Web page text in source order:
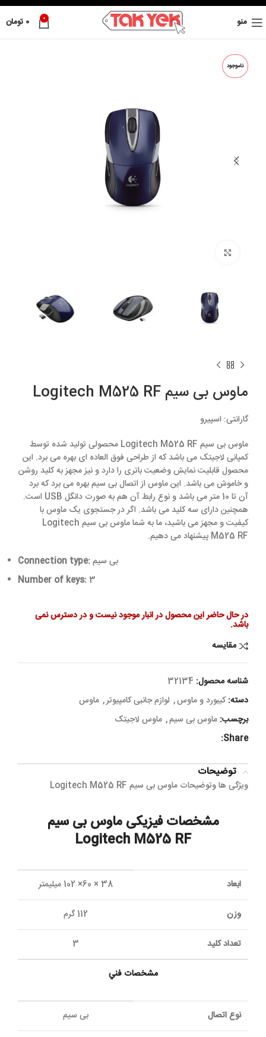
منو 0
0 تومان
ناموجود
ماوس بی سیم Logitech M525 RF
گارانتی: اسپیرو
ماوس بی سیم Logitech M525 RF محصولی تولید شده توسط
کمپانی لاجیتک می باشد که از طراحی فوق العاده ای بهره می برد. این
محصول قابلیت نمایش وضعیت باتری را دارد و نیز مجهز به کلید روشن
و خاموش می باشد. این ماوس از اتصال بی سیم بهره می برد که برد
آن تا 10 متر می باشد و نوع رابط آن هم به صورت دانگل USB است.
همچنین دارای سه کلید می باشد. اگر در جستجوی یک ماوس با
کیفیت و مجهز می باشید، ما به شما ماوس بی سیم Logitech
M525 RF پیشنهاد می دهیم
.
Connection type:بی سیم
Number of keys: 3
در حال حاضر این محصول در انبار موجود نیست و در دسترس نمی
باشد.
مقایسه
شناسه محصول: 32134
دسته: کیبورد و ماوس, لوازم جانبی کامپیوتر, ماوس
برچسب: ماوس بی سیم, ماوس لاجیتک
Share:
توضیحات
ویژگی ها وتوضیحات ماوس بی سیم Logitech M525 RF
مشخصات فيزيکی ماوس بی سیم
Logitech M525 RF
ابعاد 38 × 60× 102 میلیمتر
وزن 112 گرم
تعداد کلید 3
مشخصات فني
نوع اتصال بی سیم